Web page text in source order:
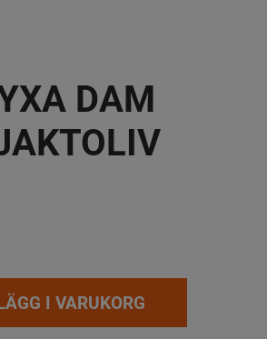
DAM
I VARUKORG